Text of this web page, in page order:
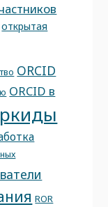
открытая
ORCID
ORCID в
ROR